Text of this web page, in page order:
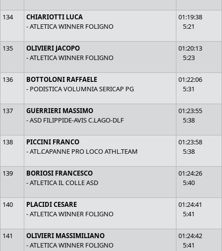
134
CHIARIOTTI LUCA
- ATLETICA WINNER FOLIGNO
01:19:38
5:21
135
OLIVIERI JACOPO
- ATLETICA WINNER FOLIGNO
01:20:13
5:23
136
BOTTOLONI RAFFAELE
- PODISTICA VOLUMNIA SERICAP PG
01:22:06
5:31
137
GUERRIERI MASSIMO
- ASD FILIPPIDE-AVIS C.LAGO-DLF
01:23:55
5:38
138
PICCINI FRANCO
- ATL.CAPANNE PRO LOCO ATHL.TEAM
01:23:58
5:38
139
BORIOSI FRANCESCO
- ATLETICA IL COLLE ASD
01:24:26
5:40
140
PLACIDI CESARE
- ATLETICA WINNER FOLIGNO
01:24:41
5:41
141
OLIVIERI MASSIMILIANO
- ATLETICA WINNER FOLIGNO
01:24:42
5:41